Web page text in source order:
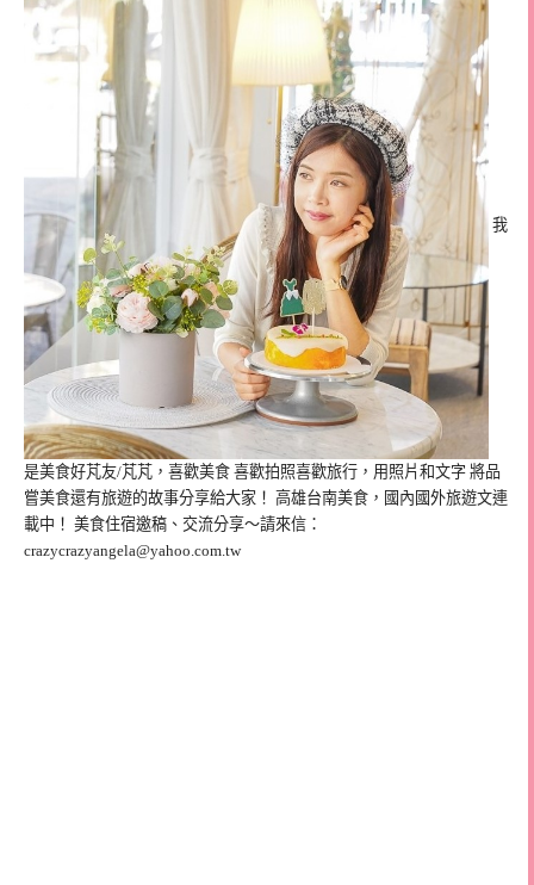
我
是美食好芃友/芃芃，喜歡美食 喜歡拍照喜歡旅行，用照片和文字 將品
嘗美食還有旅遊的故事分享給大家！ 高雄台南美食，國內國外旅遊文連
載中！ 美食住宿邀稿、交流分享～請來信：
crazycrazyangela@yahoo.com.tw